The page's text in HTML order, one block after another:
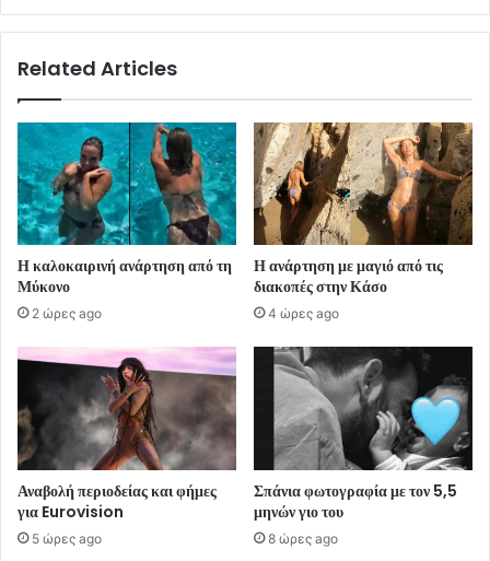
Related Articles
Η καλοκαιρινή ανάρτηση από τη
Μύκονο
2 ώρες ago
Η ανάρτηση με μαγιό από τις
διακοπές στην Κάσο
4 ώρες ago
Αναβολή περιοδείας και φήμες
για Eurovision
5 ώρες ago
Σπάνια φωτογραφία με τον 5,5
μηνών γιο του
8 ώρες ago